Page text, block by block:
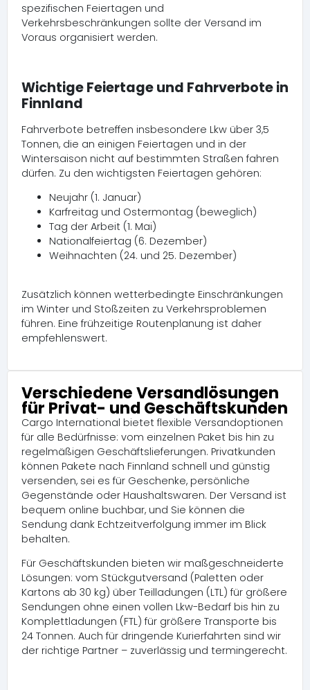
spezifischen Feiertagen und
Verkehrsbeschränkungen sollte der Versand im
Voraus organisiert werden.
Wichtige Feiertage und Fahrverbote in
Finnland
Fahrverbote betreffen insbesondere Lkw über 3,5
Tonnen, die an einigen Feiertagen und in der
Wintersaison nicht auf bestimmten Straßen fahren
dürfen. Zu den wichtigsten Feiertagen gehören:
Neujahr (1. Januar)
Karfreitag und Ostermontag (beweglich)
Tag der Arbeit (1. Mai)
Nationalfeiertag (6. Dezember)
Weihnachten (24. und 25. Dezember)
Zusätzlich können wetterbedingte Einschränkungen
im Winter und Stoßzeiten zu Verkehrsproblemen
führen. Eine frühzeitige Routenplanung ist daher
empfehlenswert.
Verschiedene Versandlösungen
für Privat- und Geschäftskunden
Cargo International bietet flexible Versandoptionen
für alle Bedürfnisse: vom einzelnen Paket bis hin zu
regelmäßigen Geschäftslieferungen. Privatkunden
können Pakete nach Finnland schnell und günstig
versenden, sei es für Geschenke, persönliche
Gegenstände oder Haushaltswaren. Der Versand ist
bequem online buchbar, und Sie können die
Sendung dank Echtzeitverfolgung immer im Blick
behalten.
Für Geschäftskunden bieten wir maßgeschneiderte
Lösungen: vom Stückgutversand (Paletten oder
Kartons ab 30 kg) über Teilladungen (LTL) für größere
Sendungen ohne einen vollen Lkw-Bedarf bis hin zu
Komplettladungen (FTL) für größere Transporte bis
24 Tonnen. Auch für dringende Kurierfahrten sind wir
der richtige Partner – zuverlässig und termingerecht.